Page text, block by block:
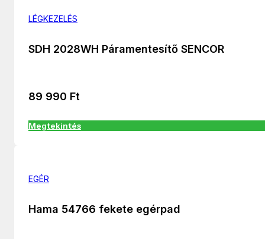
LÉGKEZELÉS
SDH 2028WH Páramentesítő SENCOR
89 990 Ft
Megtekintés
EGÉR
Hama 54766 fekete egérpad